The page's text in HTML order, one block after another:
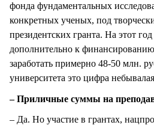
фонда фундаментальных
конкретных ученых, под
президентских гранта. На этот
дополнительно к
заработать примерно 48-50 млн.
университета это цифра
– Приличные суммы на
– Да. Но участие в грантах,